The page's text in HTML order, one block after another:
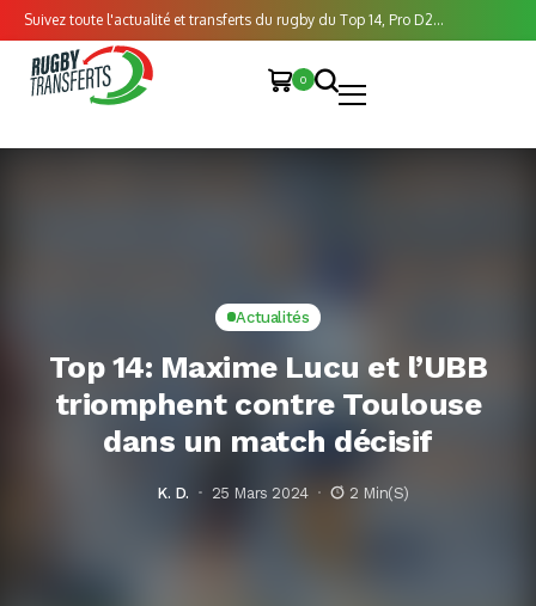
Suivez toute l'actualité et transferts du rugby du Top 14, Pro D2...
0
Actualités
Top 14: Maxime Lucu et l’UBB
triomphent contre Toulouse
dans un match décisif
K. D. 25 Mars 2024 2 Min(s)